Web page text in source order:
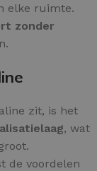
elke ruimte.
zonder
zit, is het
, wat
de voordelen